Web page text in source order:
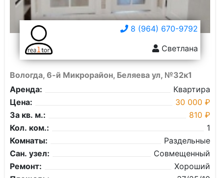
8 (964) 670-9792
Светлана
Вологда, 6-й Микрорайон, Беляева ул, №32к1
Аренда:
Квартира
Цена:
30 000 ₽
За кв. м.:
810 ₽
Кол. ком.:
1
Комнаты:
Раздельные
Сан. узел:
Совмещенный
Ремонт:
Хороший